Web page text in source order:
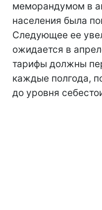
меморандумом в
населения была
Следующее ее
ожидается в
тарифы должны
каждые полгода,
до уровня